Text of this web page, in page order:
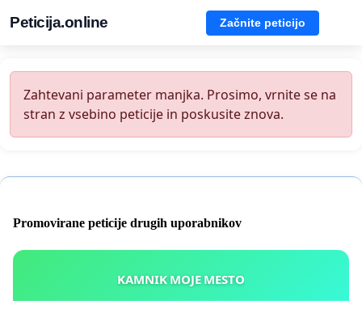
Peticija.online Začnite peticijo
Zahtevani parameter manjka. Prosimo, vrnite se na
stran z vsebino peticije in poskusite znova.
Promovirane peticije drugih uporabnikov
KAMNIK MOJE MESTO